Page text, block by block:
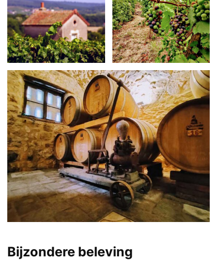
Bijzondere beleving